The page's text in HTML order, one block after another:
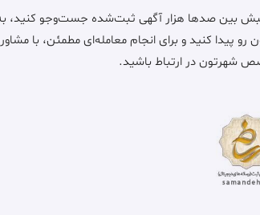
۲نبش بین صدها هزار آگهی ثبت‌شده جست‌وجو کنید،
رو پیدا کنید و برای انجام معامله‌ای مطمئن، با
شهرتون در ارتباط باشید.